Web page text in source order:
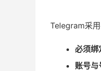
Telegram采
必须绑
账号与